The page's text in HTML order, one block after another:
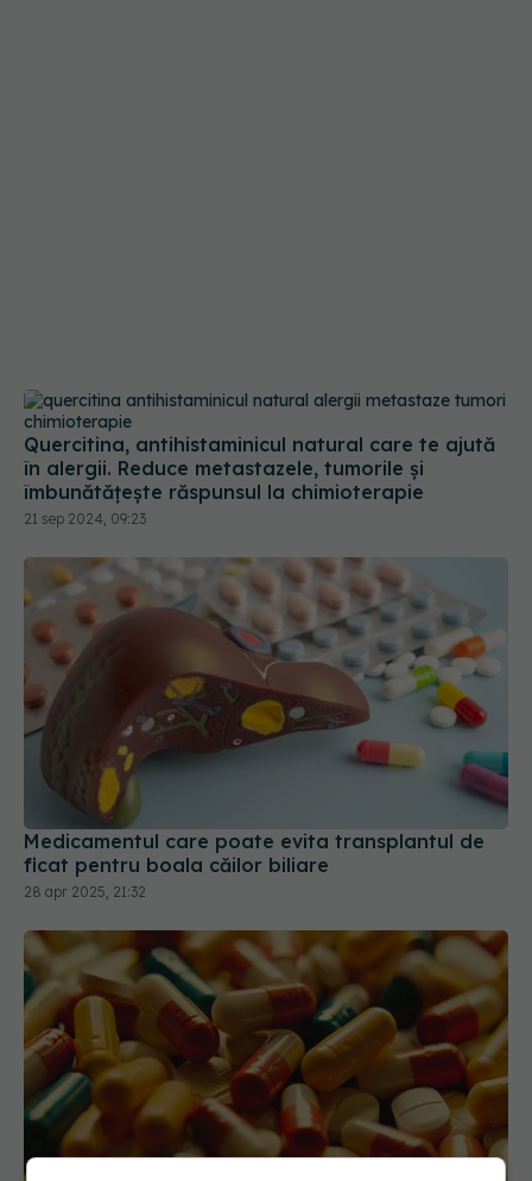
Quercitina, antihistaminicul natural care te ajută
în alergii. Reduce metastazele, tumorile și
îmbunătățește răspunsul la chimioterapie
21 sep 2024, 09:23
Medicamentul care poate evita transplantul de
ficat pentru boala căilor biliare
28 apr 2025, 21:32